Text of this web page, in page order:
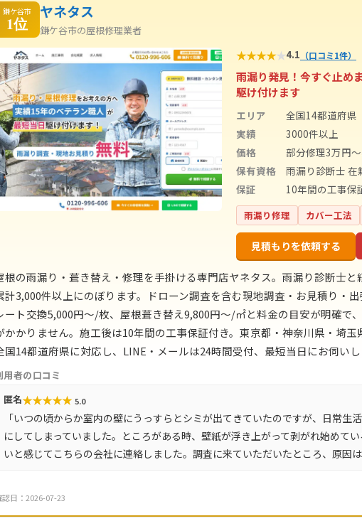
鎌ケ谷市
1位
ヤネタス
鎌ケ谷市の屋根修理業者
★★★★★4.1 （口コミ1件）
雨漏り発見！今すぐ止め
駆け付けます
エリア
全国14都道府県
実績
3000件以上
価格
部分修理3万円
保有資格
雨漏り診断士 在
保証
10年間の工事保
雨漏り修理 カバー工法
見積もりを依頼する
根の雨漏り・葺き替え・修理を手掛ける専門店ヤネタス。雨漏り診断士
計3,000件以上にのぼります。ドローン調査を含む現地調査・お見積り・
ート交換5,000円〜/枚、屋根葺き替え9,800円〜/㎡と料金の目安が明確で
かかりません。施工後は10年間の工事保証付き。東京都・神奈川県・埼
国14都道府県に対応し、LINE・メールは24時間受付、最短当日にお伺いし
用者の口コミ
匿名★★★★★ 5.0
「いつの頃からか室内の壁にうっすらとシミが出てきていたのですが、日常生
にしてしまっていました。ところがある時、壁紙が浮き上がって剥がれ始めて
いと感じてこちらの会社に連絡しました。調査に来ていただいたところ、原因
認日：2026-07-23